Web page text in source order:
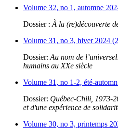
Volume 32, no 1, automne
Dossier : À la (re)découverte
Volume 31, no 3, hiver 2024
Dossier: Au nom de
humains au XXe siècle
Volume 31, no 1-2, été-
Dossier: Québec-Chili, 1973-
et d'une expérience de
Volume 30, no 3, printemps